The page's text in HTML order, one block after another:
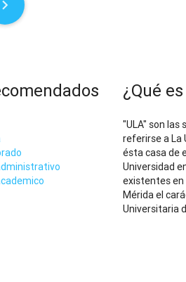
¿Qué es
"ULA" son las
referirse a La
ésta casa de
Universidad
existentes en
Mérida el
Universitaria